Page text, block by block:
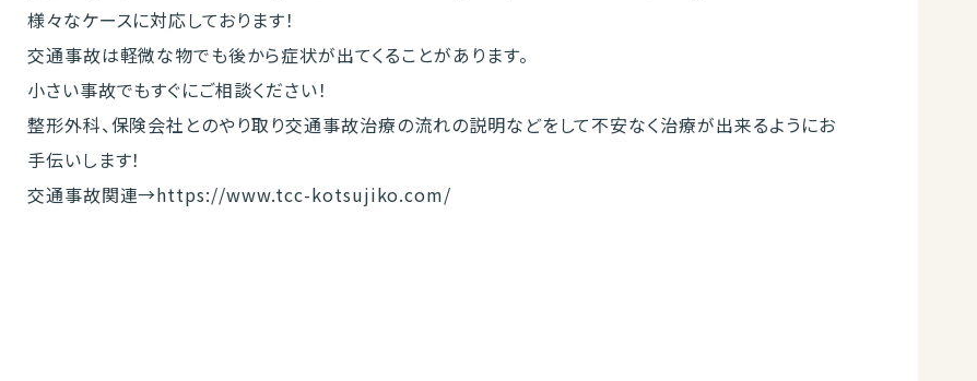
様々なケースに対応しております！
交通事故は軽微な物でも後から症状が出てくることがあります。
小さい事故でもすぐにご相談ください！
整形外科、保険会社とのやり取り交通事故治療の流れの説明などをして不安なく治療が出来るようにお
手伝いします！
交通事故関連→https://www.tcc-kotsujiko.com/